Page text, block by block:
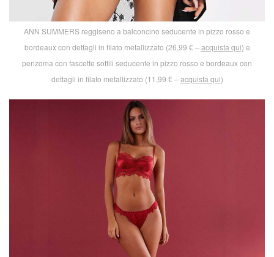
ANN SUMMERS reggiseno a balconcino seducente in pizzo rosso e
bordeaux con dettagli in filato metallizzato (26,99 € –acquista qui) e
perizoma con fascette sottili seducente in pizzo rosso e bordeaux con
dettagli in filato metallizzato (11,99 € –acquista qui)